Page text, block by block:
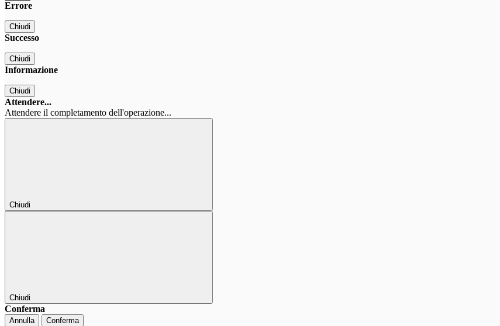
Errore
Chiudi
Successo
Chiudi
Informazione
Chiudi
Attendere...
Attendere il completamento dell'operazione...
Chiudi
Chiudi
Conferma
Annulla Conferma